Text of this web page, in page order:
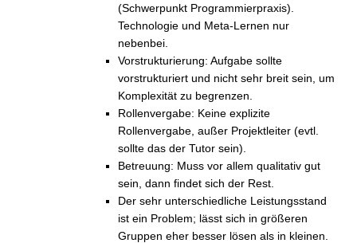
(Schwerpunkt Programmierpraxis).
Technologie und Meta-Lernen nur
nebenbei.
Vorstrukturierung: Aufgabe sollte
vorstrukturiert und nicht sehr breit sein, um
Komplexität zu begrenzen.
Rollenvergabe: Keine explizite
Rollenvergabe, außer Projektleiter (evtl.
sollte das der Tutor sein).
Betreuung: Muss vor allem qualitativ gut
sein, dann findet sich der Rest.
Der sehr unterschiedliche Leistungsstand
ist ein Problem; lässt sich in größeren
Gruppen eher besser lösen als in kleinen.